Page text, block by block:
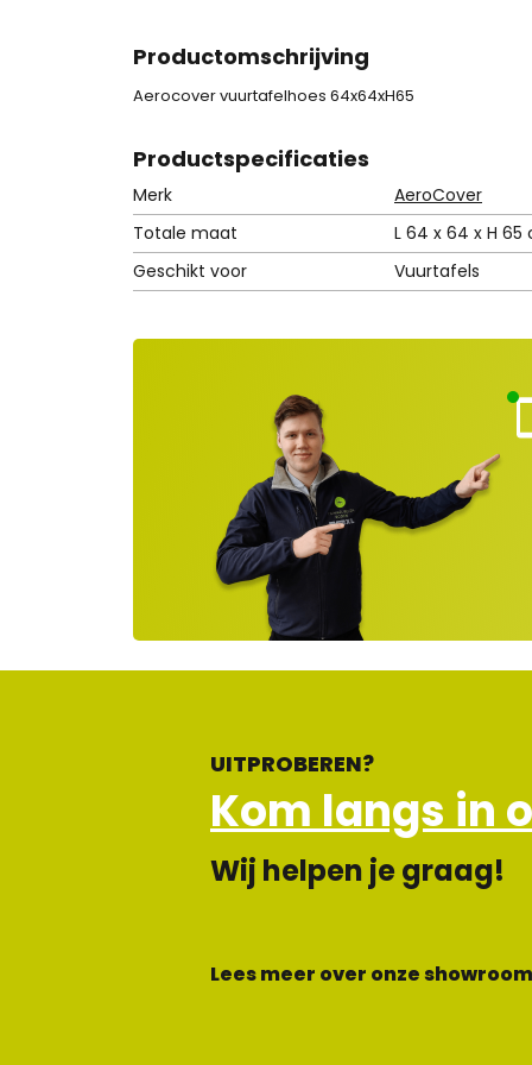
Productomschrijving
Aerocover vuurtafelhoes 64x64xH65
Productspecificaties
Merk
AeroCover
Totale maat
L 64 x 64 x H 65
Geschikt voor
Vuurtafels
UITPROBEREN?
Kom langs in
Wij helpen je graag!
Lees meer over onze